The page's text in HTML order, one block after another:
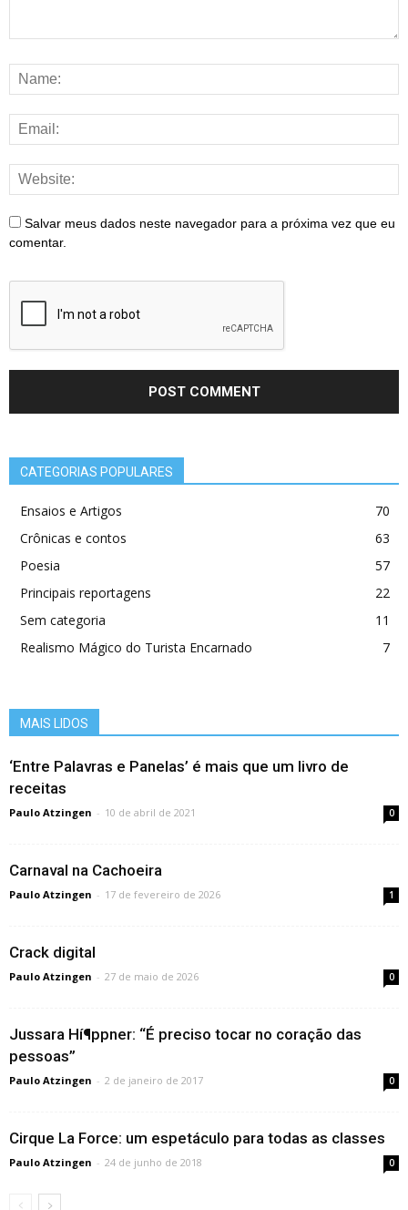
Salvar meus dados neste navegador para a próxima vez que eu
comentar.
CATEGORIAS POPULARES
Ensaios e Artigos
70
Crônicas e contos
63
Poesia
57
Principais reportagens
22
Sem categoria
11
Realismo Mágico do Turista Encarnado
7
MAIS LIDOS
‘Entre Palavras e Panelas’ é mais que um livro de
receitas
Paulo Atzingen - 10 de abril de 2021 0
Carnaval na Cachoeira
Paulo Atzingen - 17 de fevereiro de 2026 1
Crack digital
Paulo Atzingen - 27 de maio de 2026 0
Jussara Hí¶ppner: “É preciso tocar no coração das
pessoas”
Paulo Atzingen - 2 de janeiro de 2017 0
Cirque La Force: um espetáculo para todas as classes
Paulo Atzingen - 24 de junho de 2018 0